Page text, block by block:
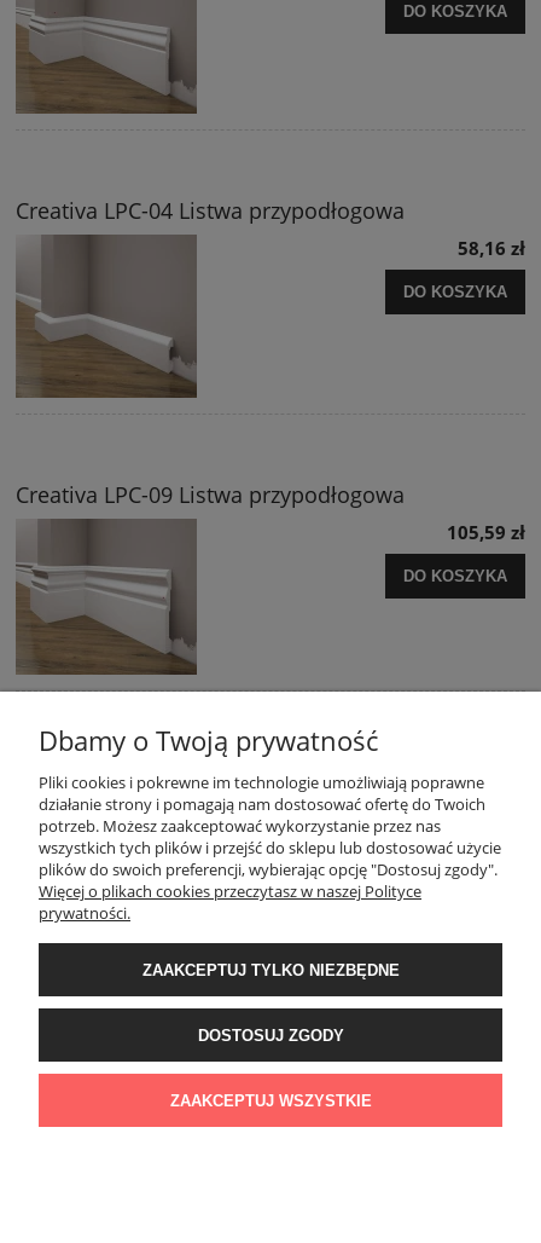
DO KOSZYKA
Creativa LPC-04 Listwa przypodłogowa
58,16 zł
DO KOSZYKA
Creativa LPC-09 Listwa przypodłogowa
105,59 zł
DO KOSZYKA
Creativa LPC-10 Listwa przypodłogowa
125,05 zł
DO KOSZYKA
Creativa LPC-12 Listwa przypodłogowa
Dbamy o Twoją prywatność
Pliki cookies i pokrewne im technologie umożliwiają poprawne
działanie strony i pomagają nam dostosować ofertę do Twoich
potrzeb. Możesz zaakceptować wykorzystanie przez nas
wszystkich tych plików i przejść do sklepu lub dostosować użycie
plików do swoich preferencji, wybierając opcję "Dostosuj zgody".
Więcej o plikach cookies przeczytasz w naszej Polityce
prywatności.
ZAAKCEPTUJ TYLKO NIEZBĘDNE
DOSTOSUJ ZGODY
ZAAKCEPTUJ WSZYSTKIE